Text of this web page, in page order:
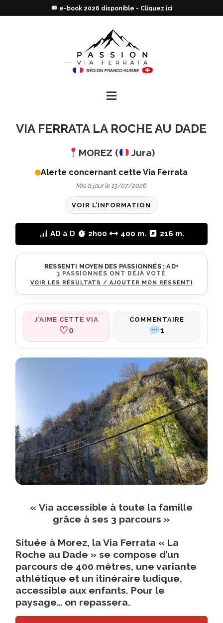
VIA FERRATA LA ROCHE AU DADE
MOREZ ( Jura)
Alerte concernant cette Via Ferrata
Mis à jour le 13/07/2026
VOIR L’INFORMATION
AD à D 2h00 400 m. 216 m.
RESSENTI MOYEN DES PASSIONNÉS :AD+
3 PASSIONNÉS ONT DÉJÀ VOTÉ
VOIR LES RÉSULTATS / AJOUTER MON RESSENTI
J’AIME CETTE VIA
♡0
COMMENTAIRE
1
Commentaires
récents
Roche
au
Dade
Valentine
—
:
Cette
—
État
de
la
via
:
« Via accessible à toute la famille
grâce à ses 3 parcours »
Située à Morez, la Via Ferrata « La
Roche au Dade » se compose d’un
parcours de 400 mètres, une variante
athlétique et un itinéraire ludique,
accessible aux enfants. Pour le
paysage… on repassera.
Trouve ta prochaine via en un clic !